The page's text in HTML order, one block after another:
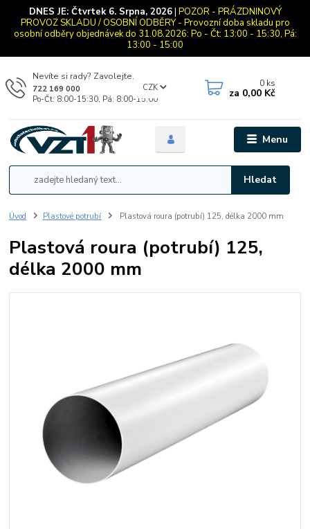
DNES JE: Čtvrtek 6. Srpna, 2026| POZOR - PRÁZDNINOVÝ
PROVOZ SKLADU / OSOBNÍ ODBĚRY - Provozní doba skladu pro
osobní odběry objednávek do 31.08.2026: Po - Čt: 13:00 - 15:30, Pá:
13:00 - 15:00
Menu
CZK
Hledat
Nevíte si rady? Zavolejte.
722 169 000
Po-Čt: 8:00-15:30, Pá: 8:00-15:00
0 ks
za 0,00 Kč
Úvod Plastové potrubí Plastová roura (potrubí) 125, délka 2000 mm
Plastová roura (potrubí) 125,
délka 2000 mm